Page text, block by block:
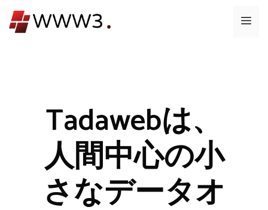
ン
メ
Tadawebは、
人間中心の小
さなデータオ